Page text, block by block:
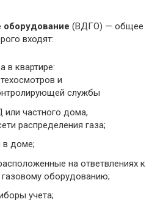
оборудование (ВДГО) — общее
входят:
частного дома,
распределения газа;
в доме;
на ответвлениях к
оборудованию;
учета;